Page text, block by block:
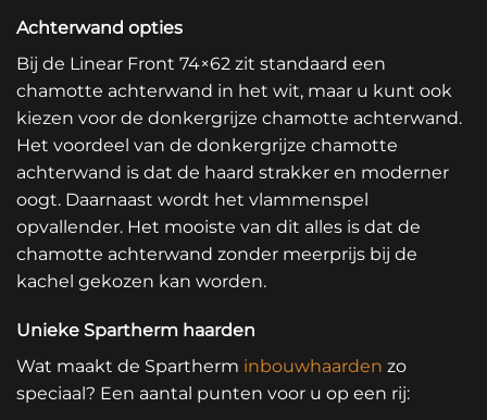
Achterwand opties
Bij de Linear Front 74×62 zit standaard een
chamotte achterwand in het wit, maar u kunt ook
kiezen voor de donkergrijze chamotte achterwand.
Het voordeel van de donkergrijze chamotte
achterwand is dat de haard strakker en moderner
oogt. Daarnaast wordt het vlammenspel
opvallender. Het mooiste van dit alles is dat de
chamotte achterwand zonder meerprijs bij de
kachel gekozen kan worden.
Unieke Spartherm haarden
Wat maakt de Spartherm inbouwhaarden zo
speciaal? Een aantal punten voor u op een rij: